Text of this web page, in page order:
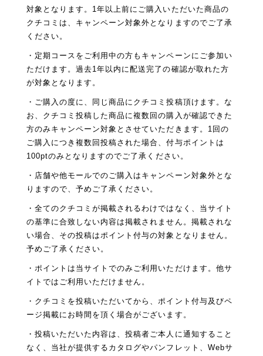
対象となります。1年以上前にご購入いただいた商品の
クチコミは、キャンペーン対象外となりますのでご了承
ください。
・定期コースをご利用中の方もキャンペーンにご参加い
ただけます。過去1年以内に配送完了の確認が取れた方
が対象となります。
・ご購入の度に、同じ商品にクチコミ投稿頂けます。な
お、クチコミ投稿した商品に複数回の購入が確認できた
方のみキャンペーン対象とさせていただきます。1回の
ご購入につき複数回投稿された場合、付与ポイントは
100ptのみとなりますのでご了承ください。
・店舗や他モールでのご購入はキャンペーン対象外とな
りますので、予めご了承ください。
・全てのクチコミが掲載されるわけではなく、当サイト
の基準に合致しない内容は掲載されません。掲載されな
い場合、その投稿はポイント付与の対象となりません。
予めご了承ください。
・ポイントは当サイトでのみご利用いただけます。他サ
イトではご利用いただけません。
・クチコミを投稿いただいてから、ポイント付与及びペ
ージ掲載にお時間を頂く場合がございます。
・投稿いただいた内容は、投稿者ご本人に通知すること
なく、当社が提供するカタログやパンフレット、Webサ